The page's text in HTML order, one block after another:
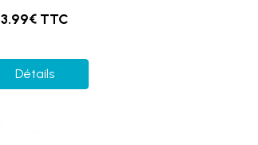
3.99€ TTC
Détails